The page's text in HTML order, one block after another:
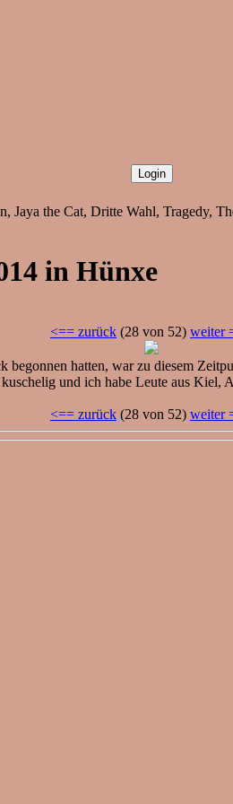
the Cat, Dritte Wahl, Tragedy,
in Hünxe
<== zurück (28 von 52) weiter
hatten, war zu diesem
und ich habe Leute aus Kiel,
<== zurück (28 von 52) weiter